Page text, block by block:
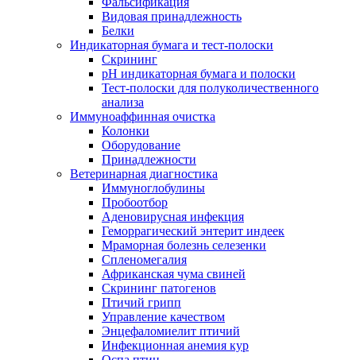
Видовая принадлежность
Белки
Индикаторная бумага и тест-полоски
Скрининг
pH индикаторная бумага и полоски
Тест-полоски для полуколичественного
анализа
Иммуноаффинная очистка
Колонки
Оборудование
Принадлежности
Ветеринарная диагностика
Иммуноглобулины
Пробоотбор
Аденовирусная инфекция
Геморрагический энтерит индеек
Мраморная болезнь селезенки
Спленомегалия
Африканская чума свиней
Скрининг патогенов
Птичий грипп
Управление качеством
Энцефаломиелит птичий
Инфекционная анемия кур